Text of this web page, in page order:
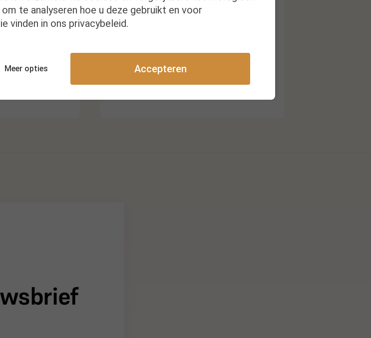
Krijg een melding bij nieuwe
te analyseren hoe u deze gebruikt en voor
vinden in ons privacybeleid.
Meer opties Accepteren